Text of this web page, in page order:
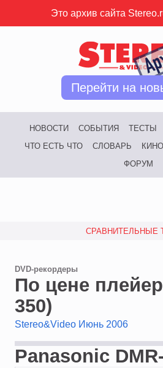
Это архив сайта
Перейти на
НОВОСТИ СОБЫТИЯ ТЕСТЫ
ЧТО ЕСТЬ ЧТО
СЛОВАРЬ
ФОРУМ
СРАВНИТЕЛЬНЫЕ
DVD-рекордеры
По цене
350)
Stereo&Video Июнь 2006
Panasonic